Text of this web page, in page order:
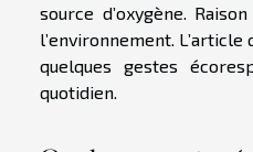
source d’oxygène.
l’environnement.
quelques gestes
quotidien.